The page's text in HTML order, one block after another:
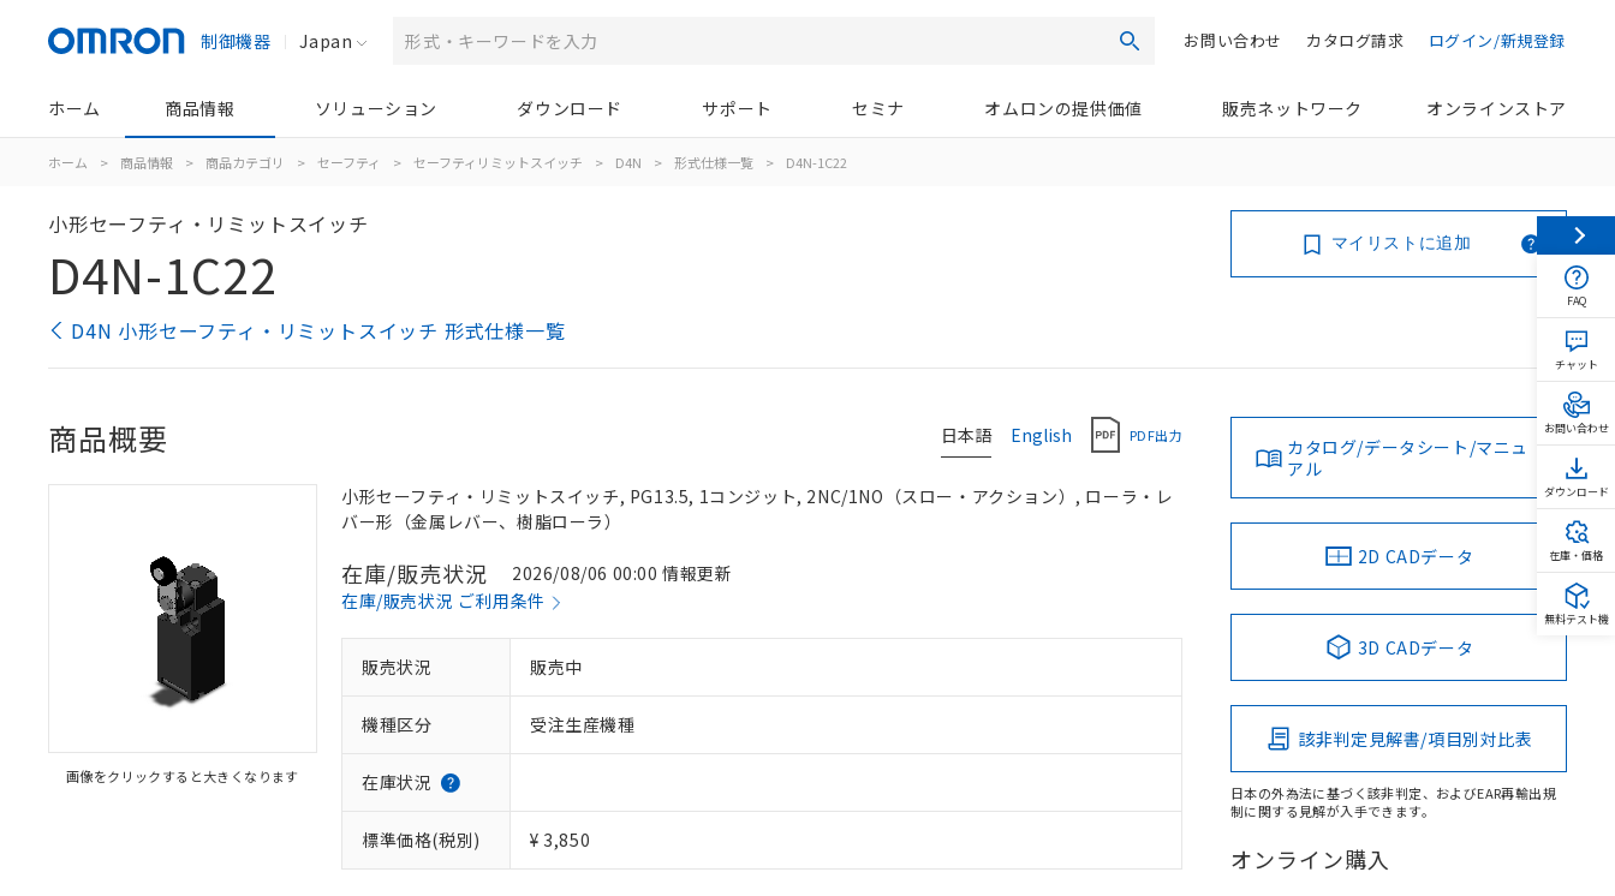
制御機器 Japan 検索 ログイン/新規登録
カタログ請求
お問い合わせ
ホーム 商品情報 ソリューション ダウンロード サポート セミナ オムロンの提供価値 販売ネットワーク オンラインストア
ホーム > 商品情報 > 商品カテゴリ > セーフティ > セーフティリミットスイッチ > D4N > 形式仕様一覧 > D4N-1C22
小形セーフティ・リミットスイッチ
D4N-1C22
D4N 小形セーフティ・リミットスイッチ 形式仕様一覧
マイリストに追加
日本語 English PDF出力
商品概要
画像をクリックすると大きくなります
小形セーフティ・リミットスイッチ, PG13.5, 1コンジット, 2NC/1NO（スロー・アクション）, ローラ・レ
バー形（金属レバー、樹脂ローラ）
在庫/販売状況
2026/08/06 00:00 情報更新
在庫/販売状況 ご利用条件
販売状況 販売中
機種区分 受注生産機種
在庫状況
標準価格(税別) ¥ 3,850
カタログ/データシート/マニュ
アル
2D CADデータ
3D CADデータ
該非判定見解書/項目別対比表
日本の外為法に基づく該非判定、およびEAR再輸出規
制に関する見解が入手できます。
オンライン購入
FAQ
チャット
お問い合わせ
ダウンロード
在庫・価格
無料テスト機